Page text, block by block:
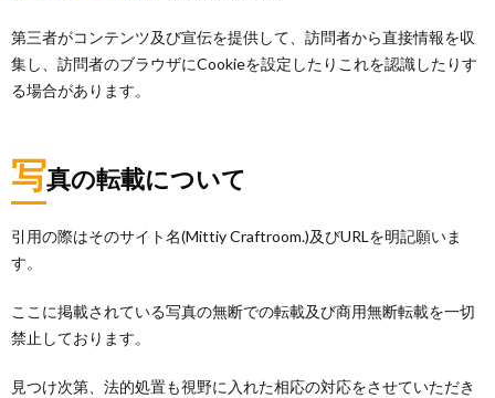
第三者がコンテンツ及び宣伝を提供して、訪問者から直接情報を収
集し、訪問者のブラウザにCookieを設定したりこれを認識したりす
る場合があります。
写真の転載について
引用の際はそのサイト名(Mittiy Craftroom.)及びURLを明記願いま
す。
ここに掲載されている写真の無断での転載及び商用無断転載を一切
禁止しております。
見つけ次第、法的処置も視野に入れた相応の対応をさせていただき